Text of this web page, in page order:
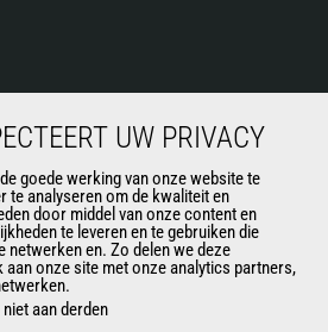
Conditions of Sale
UW PRIVACY
goede werking van onze website te
te analyseren om de kwaliteit en
door middel van onze content en
te leveren en te gebruiken die
netwerken en. Zo delen we deze
onze site met onze analytics partners,
aan derden